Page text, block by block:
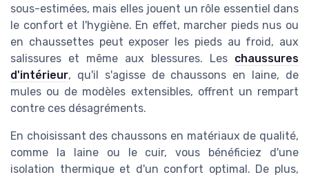
sous-estimées, mais elles jouent un rôle essentiel dans
le confort et l'hygiène. En effet, marcher pieds nus ou
en chaussettes peut exposer les pieds au froid, aux
salissures et même aux blessures. Les chaussures
d'intérieur, qu'il s'agisse de chaussons en laine, de
mules ou de modèles extensibles, offrent un rempart
contre ces désagréments.
En choisissant des chaussons en matériaux de qualité,
comme la laine ou le cuir, vous bénéficiez d'une
isolation thermique et d'un confort optimal. De plus,